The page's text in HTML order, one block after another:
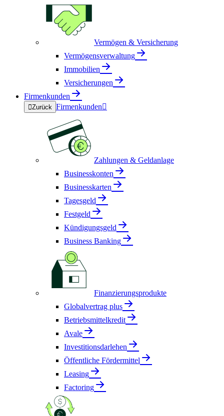
Vermögen & Versicherung
Vermögensverwaltung
Immobilien
Versicherungen
Firmenkunden
Zurück Firmenkunden
Zahlungen & Geldanlage
Businesskonten
Businesskarten
Tagesgeld
Festgeld
Kündigungsgeld
Business Banking
Finanzierungsprodukte
Globalvertrag plus
Betriebsmittelkredit
Avale
Investitionsdarlehen
Öffentliche Fördermittel
Leasing
Factoring